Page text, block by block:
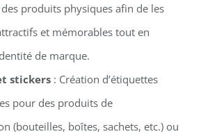
produits physiques afin de les
et mémorables tout en
de marque.
stickers: Création d’étiquettes
pour des produits de
(bouteilles, boîtes, sachets, etc.) ou